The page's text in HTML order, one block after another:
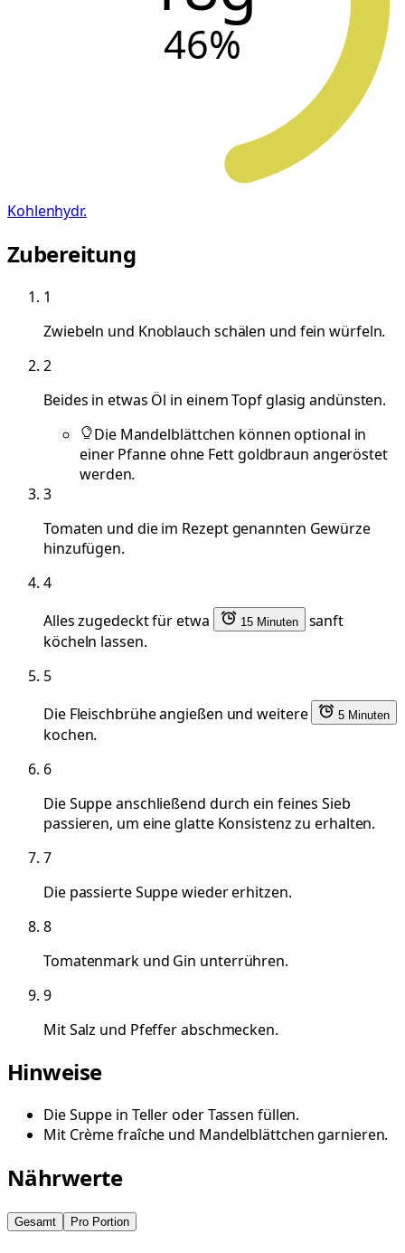
46%
Kohlenhydr.
Zubereitung
1
Zwiebeln und Knoblauch schälen und fein würfeln.
2
Beides in etwas Öl in einem Topf glasig andünsten.
Die Mandelblättchen können optional in
einer Pfanne ohne Fett goldbraun angeröstet
werden.
3
Tomaten und die im Rezept genannten Gewürze
hinzufügen.
4
Alles zugedeckt für etwa
15 Minuten
sanft
köcheln lassen.
5
Die Fleischbrühe angießen und weitere
5 Minuten
kochen.
6
Die Suppe anschließend durch ein feines Sieb
passieren, um eine glatte Konsistenz zu erhalten.
7
Die passierte Suppe wieder erhitzen.
8
Tomatenmark und Gin unterrühren.
9
Mit Salz und Pfeffer abschmecken.
Hinweise
Die Suppe in Teller oder Tassen füllen.
Mit Crème fraîche und Mandelblättchen garnieren.
Nährwerte
Gesamt Pro Portion